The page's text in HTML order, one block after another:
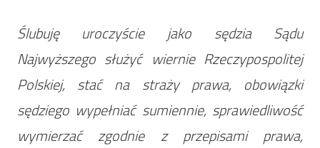
Ślubuję uroczyście jako sędzia Sądu
Najwyższego służyć wiernie Rzeczypospolitej
Polskiej, stać na straży prawa, obowiązki
sędziego wypełniać sumiennie, sprawiedliwość
wymierzać zgodnie z przepisami prawa,